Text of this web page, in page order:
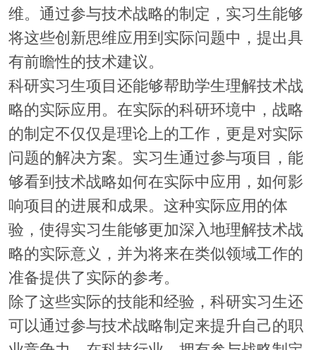
维。通过参与技术战略的制定，实习生能够
将这些创新思维应用到实际问题中，提出具
有前瞻性的技术建议。
科研实习生项目还能够帮助学生理解技术战
略的实际应用。在实际的科研环境中，战略
的制定不仅仅是理论上的工作，更是对实际
问题的解决方案。实习生通过参与项目，能
够看到技术战略如何在实际中应用，如何影
响项目的进展和成果。这种实际应用的体
验，使得实习生能够更加深入地理解技术战
略的实际意义，并为将来在类似领域工作的
准备提供了实际的参考。
除了这些实际的技能和经验，科研实习生还
可以通过参与技术战略制定来提升自己的职